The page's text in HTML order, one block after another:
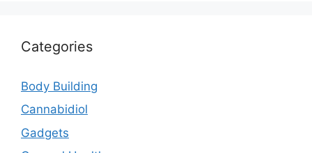
Categories
Body Building
Cannabidiol
Gadgets